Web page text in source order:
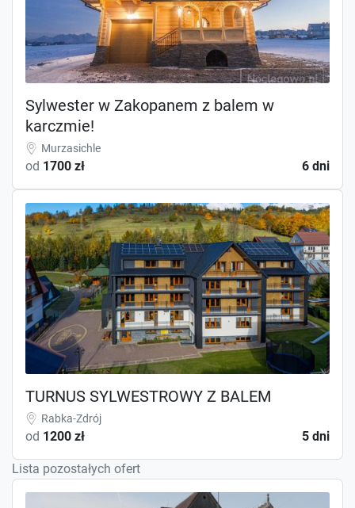
Sylwester w Zakopanem z balem w
karczmie!
Murzasichle
od 1700 zł 6 dni
TURNUS SYLWESTROWY Z BALEM
Rabka-Zdrój
od 1200 zł 5 dni
Lista pozostałych ofert